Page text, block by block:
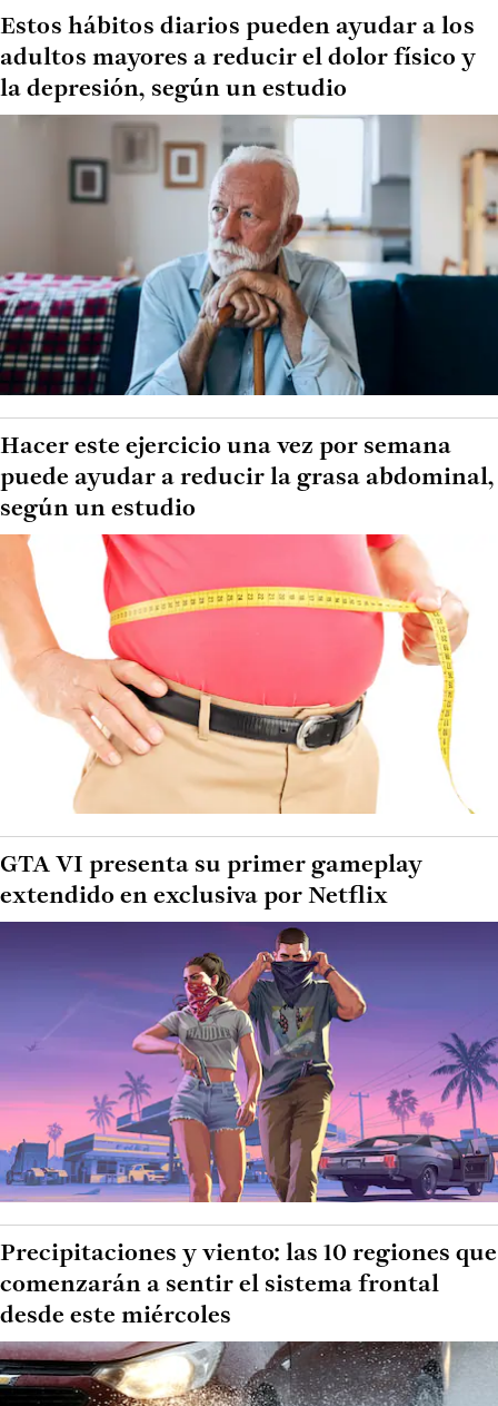
Estos hábitos diarios pueden ayudar a los
adultos mayores a reducir el dolor físico y
la depresión, según un estudio
Hacer este ejercicio una vez por semana
puede ayudar a reducir la grasa abdominal,
según un estudio
GTA VI presenta su primer gameplay
extendido en exclusiva por Netflix
Precipitaciones y viento: las 10 regiones que
comenzarán a sentir el sistema frontal
desde este miércoles